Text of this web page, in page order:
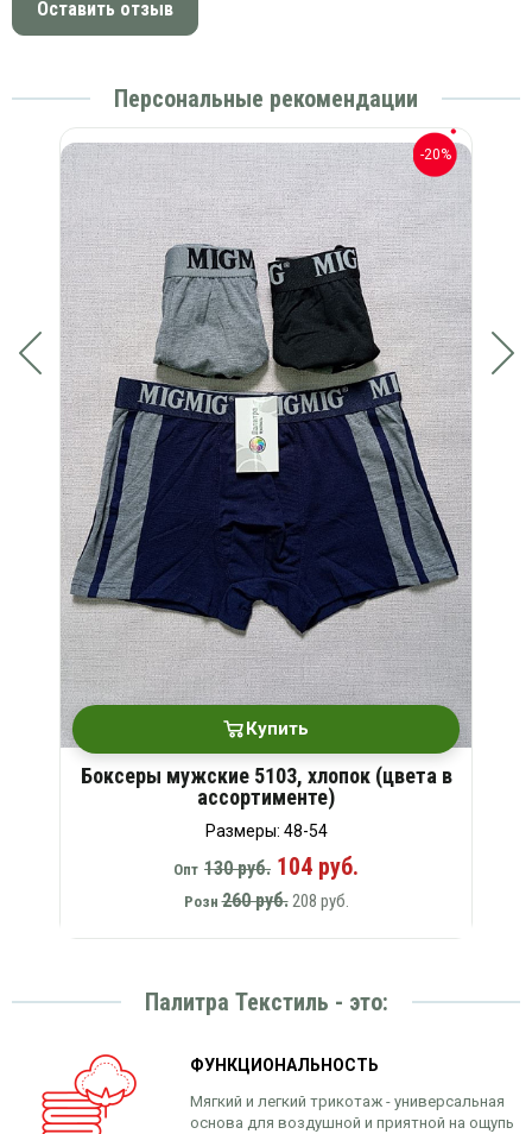
Оставить отзыв
Персональные рекомендации
-20%
Купить
Боксеры мужские 5103, хлопок (цвета в
ассортименте)
Размеры: 48-54
Опт 130 руб. 104 руб.
Розн 260 руб.208 руб.
Палитра Текстиль - это:
ФУНКЦИОНАЛЬНОСТЬ
Мягкий и легкий трикотаж - универсальная
основа для воздушной и приятной на ощупь